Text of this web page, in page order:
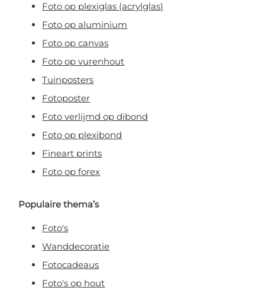
Foto op plexiglas (acrylglas)
Foto op aluminium
Foto op canvas
Foto op vurenhout
Tuinposters
Fotoposter
Foto verlijmd op dibond
Foto op plexibond
Fineart prints
Foto op forex
Populaire thema’s
Foto's
Wanddecoratie
Fotocadeaus
Foto's op hout